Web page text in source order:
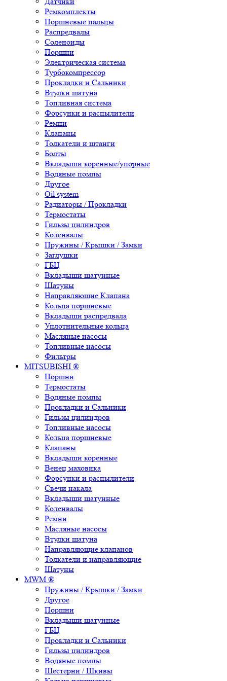
Ремкомплекты
Поршневые пальцы
Распредвалы
Соленоиды
Поршни
Электрическая система
Турбокомпрессор
Прокладки и Сальники
Втулки шатуна
Топливная система
Форсунки и распылители
Ремни
Клапаны
Толкатели и штанги
Болты
Вкладыши коренные/упорные
Водяные помпы
Другое
Oil system
Радиаторы / Прокладки
Термостаты
Гильзы цилиндров
Коленвалы
Пружины / Крышки / Замки
Заглушки
ГБЦ
Вкладыши шатунные
Шатуны
Направляющие Клапана
Кольца поршневые
Вкладыши распредвала
Уплотнительные кольца
Масляные насосы
Топливные насосы
Фильтры
MITSUBISHI ®
Поршни
Термостаты
Водяные помпы
Прокладки и Сальники
Гильзы цилиндров
Топливные насосы
Кольца поршневые
Клапаны
Вкладыши коренные
Венец маховика
Форсунки и распылители
Свечи накала
Вкладыши шатунные
Коленвалы
Ремни
Масляные насосы
Втулки шатуна
Направляющие клапанов
Толкатели и направляющие
Шатуны
MWM ®
Пружины / Крышки / Замки
Другое
Поршни
Вкладыши шатунные
ГБЦ
Прокладки и Сальники
Гильзы цилиндров
Водяные помпы
Шестерни / Шкивы